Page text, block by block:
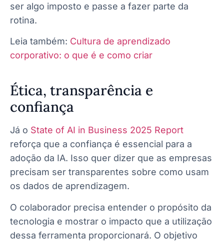
ser algo imposto e passe a fazer parte da
rotina.
Leia também: Cultura de aprendizado
corporativo: o que é e como criar
Ética, transparência e
confiança
Já o State of AI in Business 2025 Report
reforça que a confiança é essencial para a
adoção da IA. Isso quer dizer que as empresas
precisam ser transparentes sobre como usam
os dados de aprendizagem.
O colaborador precisa entender o propósito da
tecnologia e mostrar o impacto que a utilização
dessa ferramenta proporcionará. O objetivo